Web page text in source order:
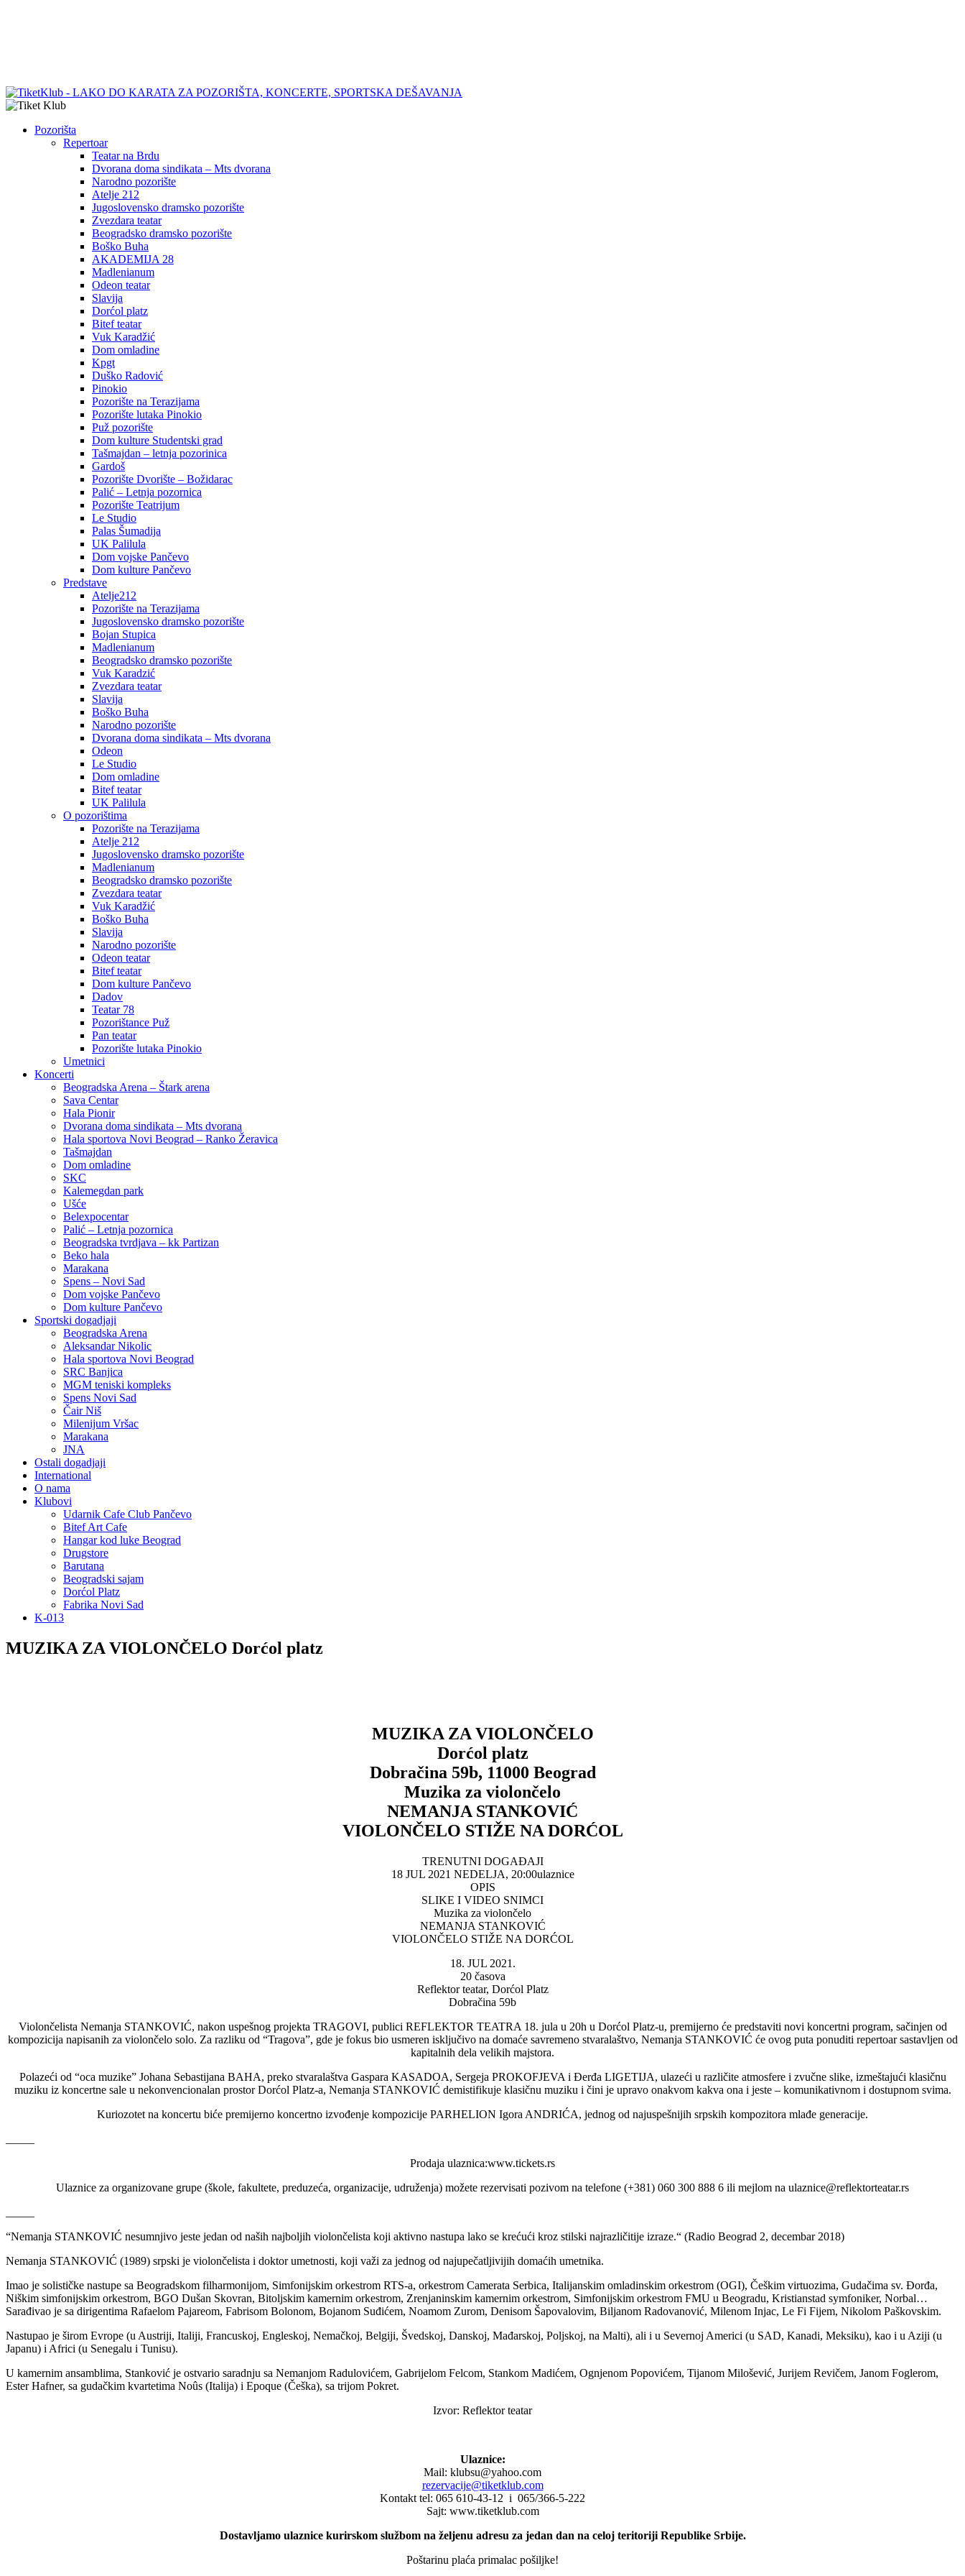
Pozorišta
Repertoar
Teatar na Brdu
Dvorana doma sindikata – Mts dvorana
Narodno pozorište
Atelje 212
Jugoslovensko dramsko pozorište
Zvezdara teatar
Beogradsko dramsko pozorište
Boško Buha
AKADEMIJA 28
Madlenianum
Odeon teatar
Slavija
Dorćol platz
Bitef teatar
Vuk Karadžić
Dom omladine
Kpgt
Duško Radović
Pinokio
Pozorište na Terazijama
Pozorište lutaka Pinokio
Puž pozorište
Dom kulture Studentski grad
Tašmajdan – letnja pozorinica
Gardoš
Pozorište Dvorište – Božidarac
Palić – Letnja pozornica
Pozorište Teatrijum
Le Studio
Palas Šumadija
UK Palilula
Dom vojske Pančevo
Dom kulture Pančevo
Predstave
Atelje212
Pozorište na Terazijama
Jugoslovensko dramsko pozorište
Bojan Stupica
Madlenianum
Beogradsko dramsko pozorište
Vuk Karadzić
Zvezdara teatar
Slavija
Boško Buha
Narodno pozorište
Dvorana doma sindikata – Mts dvorana
Odeon
Le Studio
Dom omladine
Bitef teatar
UK Palilula
O pozorištima
Pozorište na Terazijama
Atelje 212
Jugoslovensko dramsko pozorište
Madlenianum
Beogradsko dramsko pozorište
Zvezdara teatar
Vuk Karadžić
Boško Buha
Slavija
Narodno pozorište
Odeon teatar
Bitef teatar
Dom kulture Pančevo
Dadov
Teatar 78
Pozorištance Puž
Pan teatar
Pozorište lutaka Pinokio
Umetnici
Koncerti
Beogradska Arena – Štark arena
Sava Centar
Hala Pionir
Dvorana doma sindikata – Mts dvorana
Hala sportova Novi Beograd – Ranko Žeravica
Tašmajdan
Dom omladine
SKC
Kalemegdan park
Ušće
Belexpocentar
Palić – Letnja pozornica
Beogradska tvrdjava – kk Partizan
Beko hala
Marakana
Spens – Novi Sad
Dom vojske Pančevo
Dom kulture Pančevo
Sportski dogadjaji
Beogradska Arena
Aleksandar Nikolic
Hala sportova Novi Beograd
SRC Banjica
MGM teniski kompleks
Spens Novi Sad
Čair Niš
Milenijum Vršac
Marakana
JNA
Ostali dogadjaji
International
O nama
Klubovi
Udarnik Cafe Club Pančevo
Bitef Art Cafe
Hangar kod luke Beograd
Drugstore
Barutana
Beogradski sajam
Dorćol Platz
Fabrika Novi Sad
K-013
MUZIKA ZA VIOLONČELO Dorćol platz
MUZIKA ZA VIOLONČELO
Dorćol platz
Dobračina 59b, 11000 Beograd
Muzika za violončelo
NEMANJA STANKOVIĆ
VIOLONČELO STIŽE NA DORĆOL
TRENUTNI DOGAĐAJI
18 JUL 2021 NEDELJA, 20:00ulaznice
OPIS
SLIKE I VIDEO SNIMCI
Muzika za violončelo
NEMANJA STANKOVIĆ
VIOLONČELO STIŽE NA DORĆOL
18. JUL 2021.
20 časova
Reflektor teatar, Dorćol Platz
Dobračina 59b
Violončelista Nemanja STANKOVIĆ, nakon uspešnog projekta TRAGOVI, publici REFLEKTOR TEATRA 18. jula u 20h u Dorćol Platz-u, premijerno će predstaviti novi koncertni program, sačinjen od
kompozicija napisanih za violončelo solo. Za razliku od “Tragova”, gde je fokus bio usmeren isključivo na domaće savremeno stvaralaštvo, Nemanja STANKOVIĆ će ovog puta ponuditi repertoar sastavljen od
kapitalnih dela velikih majstora.
Polazeći od “oca muzike” Johana Sebastijana BAHA, preko stvaralaštva Gaspara KASADOA, Sergeja PROKOFJEVA i Đerđa LIGETIJA, ulazeći u različite atmosfere i zvučne slike, izmeštajući klasičnu
muziku iz koncertne sale u nekonvencionalan prostor Dorćol Platz-a, Nemanja STANKOVIĆ demistifikuje klasičnu muziku i čini je upravo onakvom kakva ona i jeste – komunikativnom i dostupnom svima.
Kuriozotet na koncertu biće premijerno koncertno izvođenje kompozicije PARHELION Igora ANDRIĆA, jednog od najuspešnijih srpskih kompozitora mlađe generacije.
Prodaja ulaznica:www.tickets.rs
Ulaznice za organizovane grupe (škole, fakultete, preduzeća, organizacije, udruženja) možete rezervisati pozivom na telefone (+381) 060 300 888 6 ili mejlom na ulaznice@reflektorteatar.rs
“Nemanja STANKOVIĆ nesumnjivo jeste jedan od naših najboljih violončelista koji aktivno nastupa lako se krećući kroz stilski najrazličitije izraze.“ (Radio Beograd 2, decembar 2018)
Nemanja STANKOVIĆ (1989) srpski je violončelista i doktor umetnosti, koji važi za jednog od najupečatljivijih domaćih umetnika.
Imao je solističke nastupe sa Beogradskom filharmonijom, Simfonijskim orkestrom RTS-a, orkestrom Camerata Serbica, Italijanskim omladinskim orkestrom (OGI), Češkim virtuozima, Gudačima sv. Đorđa,
Niškim simfonijskim orkestrom, BGO Dušan Skovran, Bitoljskim kamernim orkestrom, Zrenjaninskim kamernim orkestrom, Simfonijskim orkestrom FMU u Beogradu, Kristianstad symfoniker, Norbal…
Sarađivao je sa dirigentima Rafaelom Pajareom, Fabrisom Bolonom, Bojanom Suđićem, Noamom Zurom, Denisom Šapovalovim, Biljanom Radovanović, Milenom Injac, Le Fi Fijem, Nikolom Paškovskim.
Nastupao je širom Evrope (u Austriji, Italiji, Francuskoj, Engleskoj, Nemačkoj, Belgiji, Švedskoj, Danskoj, Mađarskoj, Poljskoj, na Malti), ali i u Severnoj Americi (u SAD, Kanadi, Meksiku), kao i u Aziji (u
Japanu) i Africi (u Senegalu i Tunisu).
U kamernim ansamblima, Stanković je ostvario saradnju sa Nemanjom Radulovićem, Gabrijelom Felcom, Stankom Madićem, Ognjenom Popovićem, Tijanom Milošević, Jurijem Revičem, Janom Foglerom,
Ester Hafner, sa gudačkim kvartetima Noûs (Italija) i Epoque (Češka), sa trijom Pokret.
Izvor: Reflektor teatar
Ulaznice:
Mail: klubsu@yahoo.com
rezervacije@tiketklub.com
Kontakt tel: 065 610-43-12 i 065/366-5-222
Sajt: www.tiketklub.com
Dostavljamo ulaznice kurirskom službom na željenu adresu za jedan dan na celoj teritoriji Republike Srbije.
Poštarinu plaća primalac pošiljke!